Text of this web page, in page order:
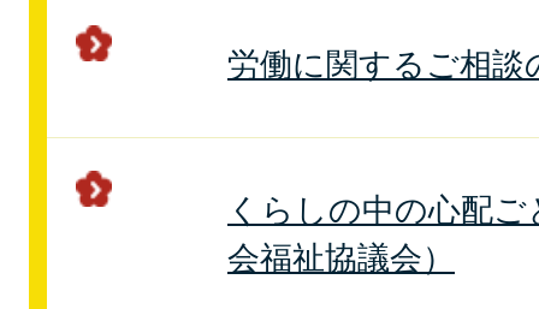
労働に関するご相談
くらしの中の心配
会福祉協議会）